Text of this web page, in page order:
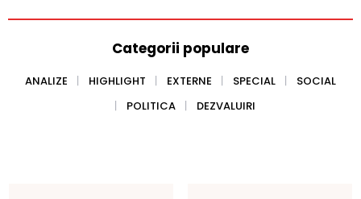
Categorii populare
ANALIZE HIGHLIGHT EXTERNE SPECIAL
SOCIAL
POLITICA
DEZVALUIRI